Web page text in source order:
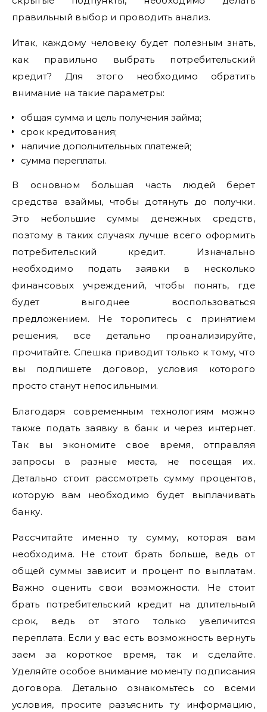
правильный выбор и проводить анализ.
Итак, каждому человеку будет полезным знать,
как правильно выбрать потребительский
кредит? Для этого необходимо обратить
внимание на такие параметры:
общая сумма и цель получения займа;
срок кредитования;
наличие дополнительных платежей;
сумма переплаты.
В основном большая часть людей берет
средства взаймы, чтобы дотянуть до получки.
Это небольшие суммы денежных средств,
поэтому в таких случаях лучше всего оформить
потребительский кредит. Изначально
необходимо подать заявки в несколько
финансовых учреждений, чтобы понять, где
будет выгоднее воспользоваться
предложением. Не торопитесь с принятием
решения, все детально проанализируйте,
прочитайте. Спешка приводит только к тому, что
вы подпишете договор, условия которого
просто станут непосильными.
Благодаря современным технологиям можно
также подать заявку в банк и через интернет.
Так вы экономите свое время, отправляя
запросы в разные места, не посещая их.
Детально стоит рассмотреть сумму процентов,
которую вам необходимо будет выплачивать
банку.
Рассчитайте именно ту сумму, которая вам
необходима. Не стоит брать больше, ведь от
общей суммы зависит и процент по выплатам.
Важно оценить свои возможности. Не стоит
брать потребительский кредит на длительный
срок, ведь от этого только увеличится
переплата. Если у вас есть возможность вернуть
заем за короткое время, так и сделайте.
Уделяйте особое внимание моменту подписания
договора. Детально ознакомьтесь со всеми
условия, просите разъяснить ту информацию,